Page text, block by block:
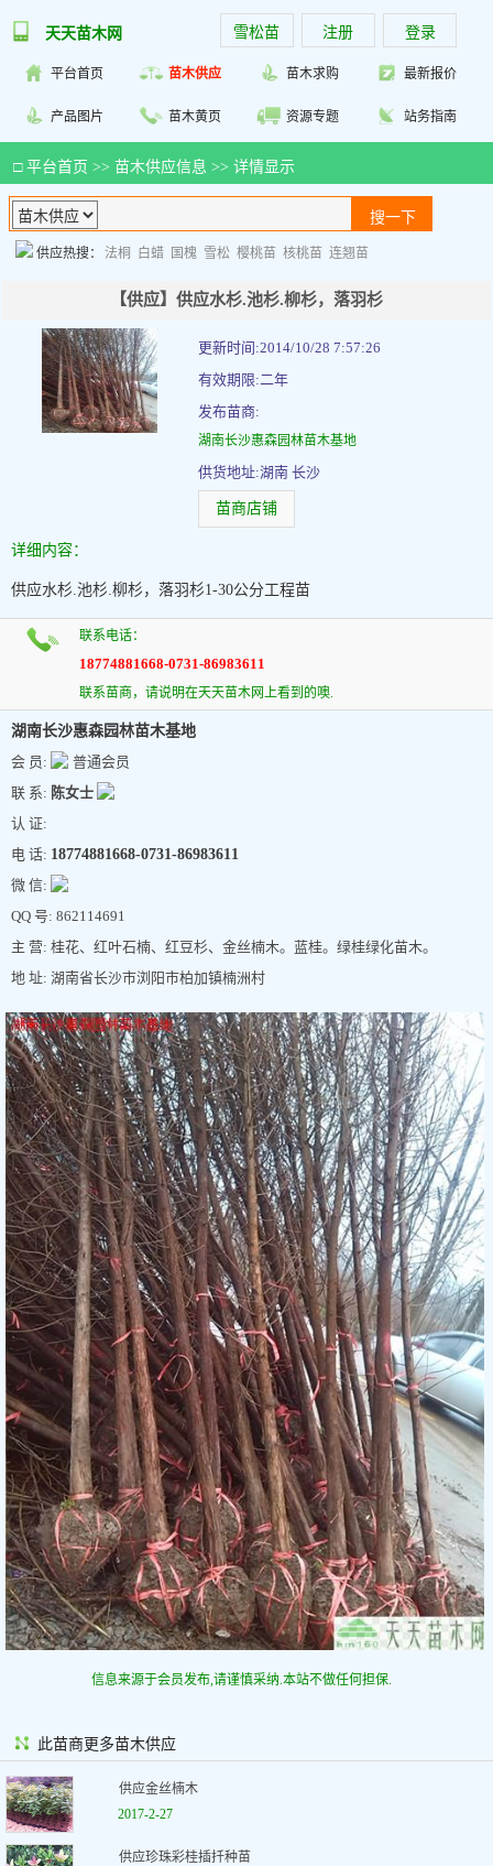
天天苗木网 雪松苗 注册 登录
平台首页 苗木供应 苗木求购 最新报价
产品图片 苗木黄页 资源专题 站务指南
□ 平台首页 >> 苗木供应信息 >> 详情显示
供应热搜： 法桐 白蜡 国槐 雪松 樱桃苗 核桃苗 连翘苗
【供应】供应水杉.池杉.柳杉，落羽杉
更新时间:2014/10/28 7:57:26
有效期限:二年
发布苗商:
湖南长沙惠森园林苗木基地
供货地址:湖南 长沙
苗商店铺
详细内容：
供应水杉.池杉.柳杉，落羽杉1-30公分工程苗
联系电话：
18774881668-0731-86983611
联系苗商，请说明在天天苗木网上看到的噢.
湖南长沙惠森园林苗木基地
会 员:
普通会员
联 系: 陈女士
认 证:
电 话: 18774881668-0731-86983611
微 信:
QQ 号: 862114691
主 营: 桂花、红叶石楠、红豆杉、金丝楠木。蓝桂。绿桂绿化苗木。
地 址: 湖南省长沙市浏阳市柏加镇楠洲村
信息来源于会员发布,请谨慎采纳.本站不做任何担保.
此苗商更多苗木供应
供应金丝楠木
2017-2-27
供应珍珠彩桂插扦种苗